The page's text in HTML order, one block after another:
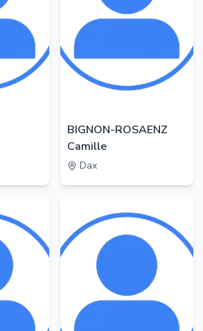
BIGNON-ROSAENZ
Camille
Dax